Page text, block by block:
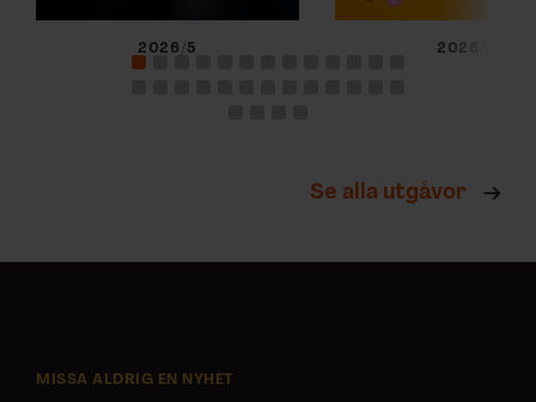
2026/5 2026/4
Se alla utgåvor
MISSA ALDRIG EN NYHET